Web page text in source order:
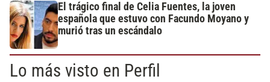
El trágico final de Celia Fuentes, la joven
española que estuvo con Facundo Moyano y
murió tras un escándalo
Lo más visto en Perfil